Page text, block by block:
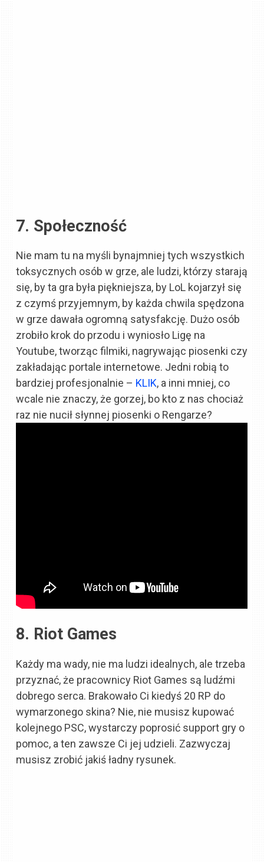
7. Społeczność
Nie mam tu na myśli bynajmniej tych wszystkich
toksycznych osób w grze, ale ludzi, którzy starają
się, by ta gra była piękniejsza, by LoL kojarzył się
z czymś przyjemnym, by każda chwila spędzona
w grze dawała ogromną satysfakcję. Dużo osób
zrobiło krok do przodu i wyniosło Ligę na
Youtube, tworząc filmiki, nagrywając piosenki czy
zakładając portale internetowe. Jedni robią to
bardziej profesjonalnie – KLIK, a inni mniej, co
wcale nie znaczy, że gorzej, bo kto z nas chociaż
raz nie nucił słynnej piosenki o Rengarze?
8. Riot Games
Każdy ma wady, nie ma ludzi idealnych, ale trzeba
przyznać, że pracownicy Riot Games są ludźmi
dobrego serca. Brakowało Ci kiedyś 20 RP do
wymarzonego skina? Nie, nie musisz kupować
kolejnego PSC, wystarczy poprosić support gry o
pomoc, a ten zawsze Ci jej udzieli. Zazwyczaj
musisz zrobić jakiś ładny rysunek.